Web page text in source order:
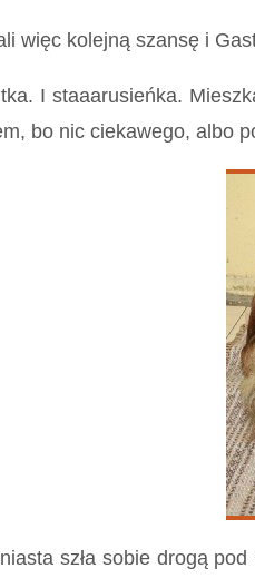
więc kolejną szansę i
bo nic ciekawego, albo
szła sobie drogą pod